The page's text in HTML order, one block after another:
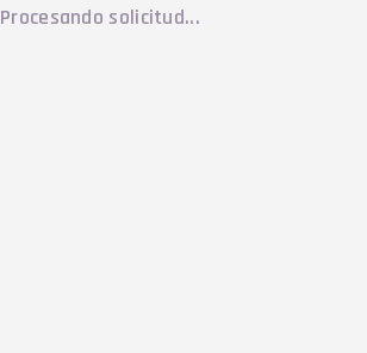
Procesando solicitud...